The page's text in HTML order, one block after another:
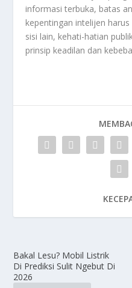
informasi terbuka, batas
kepentingan intelijen
sisi lain, kehati-hatian
prinsip keadilan dan
Bakal Lesu? Mobil Listrik
Di Prediksi Sulit Ngebut Di
2026